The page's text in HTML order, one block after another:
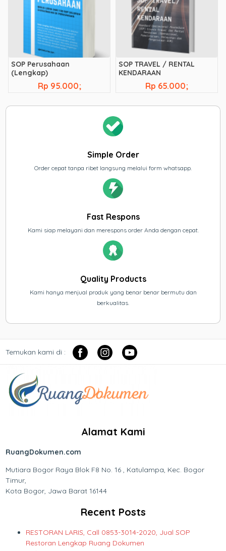
SOP Perusahaan
(Lengkap)
Rp 95.000;
SOP TRAVEL / RENTAL
KENDARAAN
Rp 65.000;
Simple Order
Order cepat tanpa ribet langsung melalui form whatsapp.
Fast Respons
Kami siap melayani dan merespons order Anda dengan cepat.
Quality Products
Kami hanya menjual produk yang benar benar bermutu dan
berkualitas.
Temukan kami di :
Alamat Kami
RuangDokumen.com
Mutiara Bogor Raya Blok F8 No. 16 , Katulampa, Kec. Bogor
Timur,
Kota Bogor, Jawa Barat 16144
Recent Posts
RESTORAN LARIS, Call 0853-3014-2020, Jual SOP
Restoran Lengkap Ruang Dokumen